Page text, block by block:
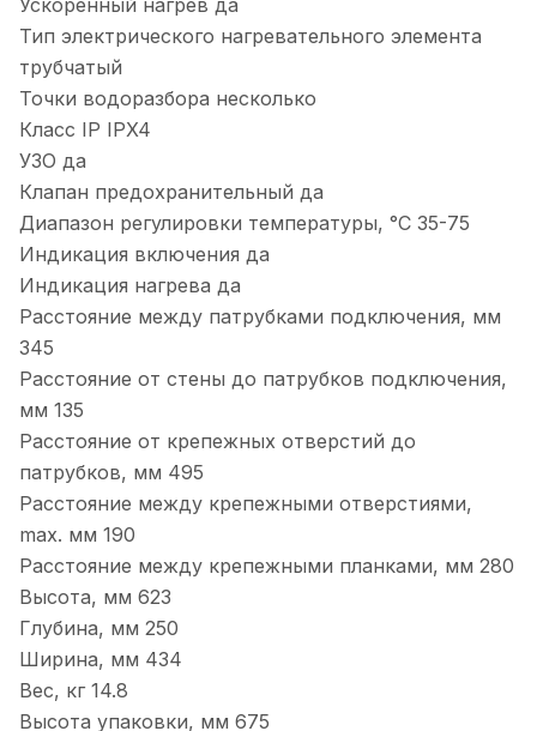
Ускоренный нагрев да
Тип электрического нагревательного элемента
трубчатый
Точки водоразбора несколько
Класс IP IPX4
УЗО да
Клапан предохранительный да
Диапазон регулировки температуры, °С 35-75
Индикация включения да
Индикация нагрева да
Расстояние между патрубками подключения, мм
345
Расстояние от стены до патрубков подключения,
мм 135
Расстояние от крепежных отверстий до
патрубков, мм 495
Расстояние между крепежными отверстиями,
max. мм 190
Расстояние между крепежными планками, мм 280
Высота, мм 623
Глубина, мм 250
Ширина, мм 434
Вес, кг 14.8
Высота упаковки, мм 675